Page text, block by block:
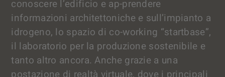
conoscere l’edificio e ap-prendere
informazioni architettoniche e sull’impianto a
idrogeno, lo spazio di co-working “startbase”,
il laboratorio per la produzione sostenibile e
tanto altro ancora. Anche grazie a una